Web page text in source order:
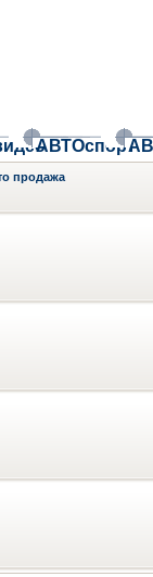
АВТОспорт
продажа